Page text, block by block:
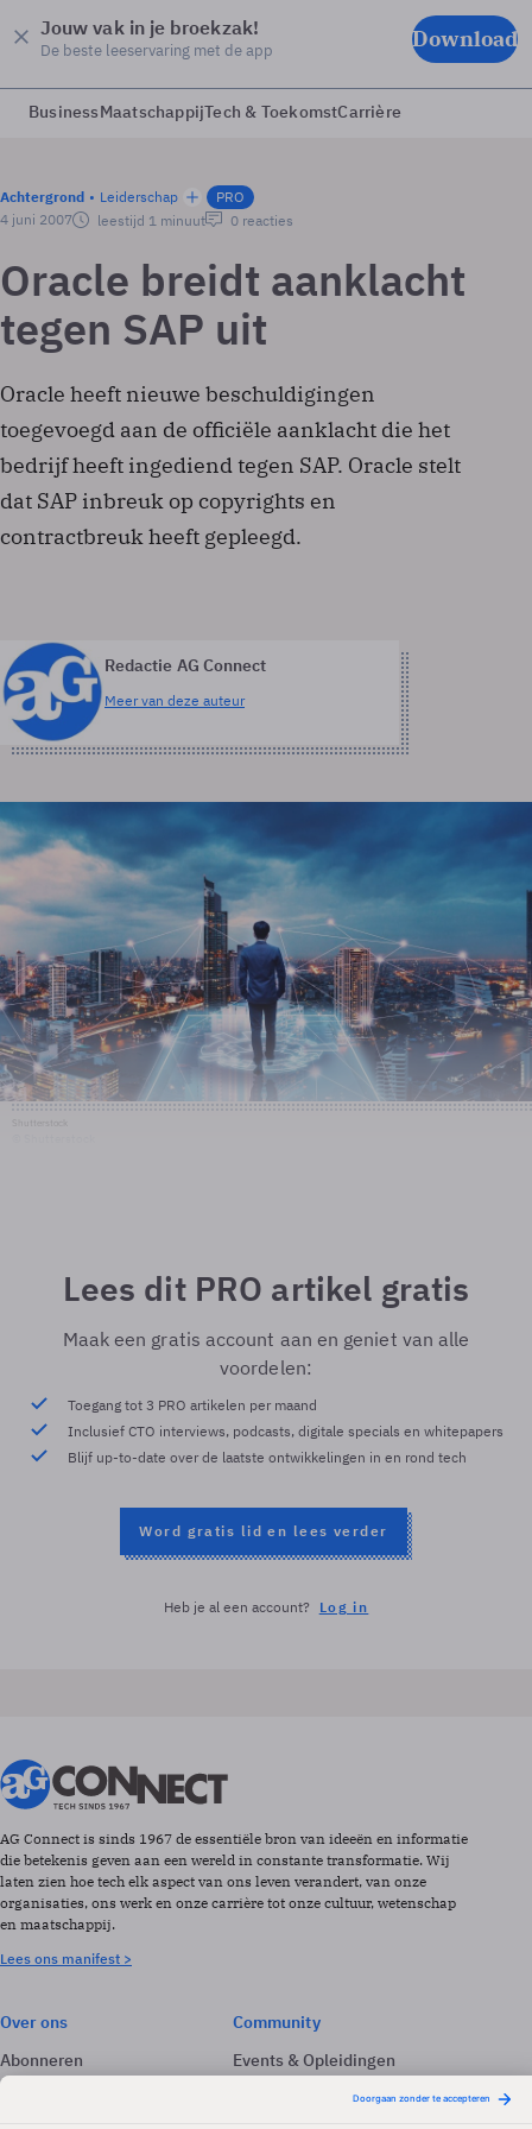
Jouw vak in je broekzak!
De beste leeservaring met de app Download
BusinessMaatschappijTech & ToekomstCarrière
Achtergrond Leiderschap
PRO
4 juni 2007
leestijd 1 minuut 0 reacties
Oracle breidt aanklacht
tegen SAP uit
Oracle heeft nieuwe beschuldigingen
toegevoegd aan de officiële aanklacht die het
bedrijf heeft ingediend tegen SAP. Oracle stelt
dat SAP inbreuk op copyrights en
contractbreuk heeft gepleegd.
Redactie AG Connect
Meer van deze auteur
Lees dit PRO artikel gratis
Maak een gratis account aan en geniet van alle
voordelen:
Toegang tot 3 PRO artikelen per maand
Inclusief CTO interviews, podcasts, digitale specials en whitepapers
Blijf up-to-date over de laatste ontwikkelingen in en rond tech
Word gratis lid en lees verder
Heb je al een account? Log in
AG Connect is sinds 1967 de essentiële bron van ideeën en informatie
die betekenis geven aan een wereld in constante transformatie. Wij
laten zien hoe tech elk aspect van ons leven verandert, van onze
organisaties, ons werk en onze carrière tot onze cultuur, wetenschap
en maatschappij.
Lees ons manifest >
Over ons
Abonneren
Adverteren
Community
Events & Opleidingen